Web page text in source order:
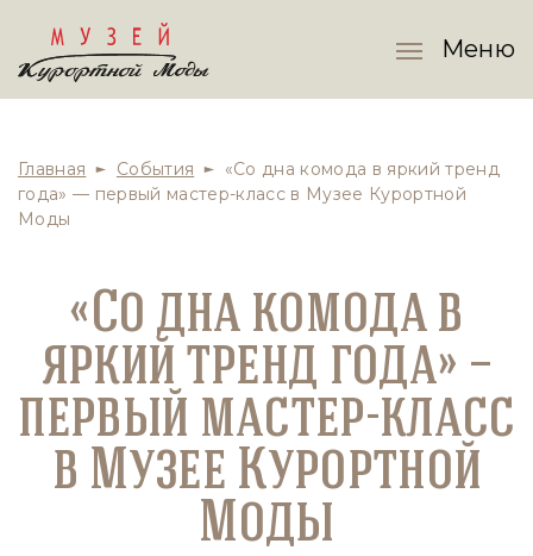
Меню
Главная События
«Со дна комода в яркий тренд
года» — первый мастер-класс в Музее Курортной
Моды
«Со дна комода в
яркий тренд года» —
первый мастер-класс
в Музее Курортной
Моды